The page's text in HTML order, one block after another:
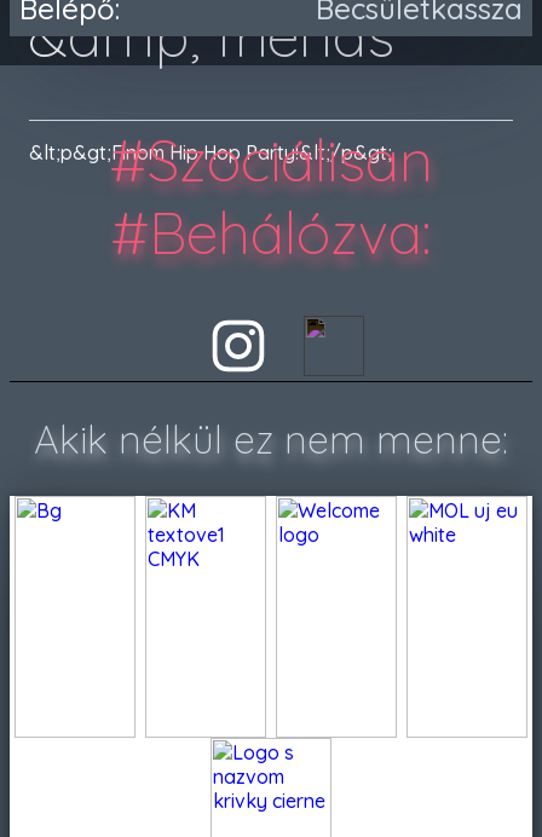
&amp; friends
&lt;p&gt;Finom Hip Hop Party!&lt;/p&gt;
Belépő:
Becsületkassza
#Szociálisan
#Behálózva:
Akik nélkül ez nem menne: